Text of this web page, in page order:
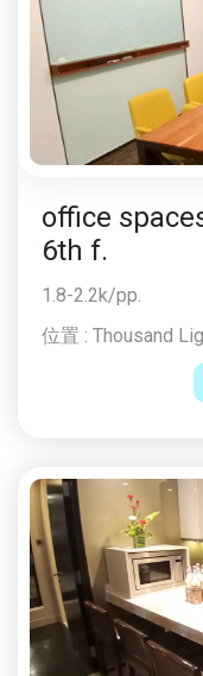
office
6th f.
1.8-2.2k/pp.
位置 : Thousand